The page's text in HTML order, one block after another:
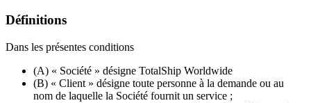
Définitions
Dans les présentes conditions
(A) « Société » désigne TotalShip Worldwide
(B) « Client » désigne toute personne à la demande ou au
nom de laquelle la Société fournit un service ;